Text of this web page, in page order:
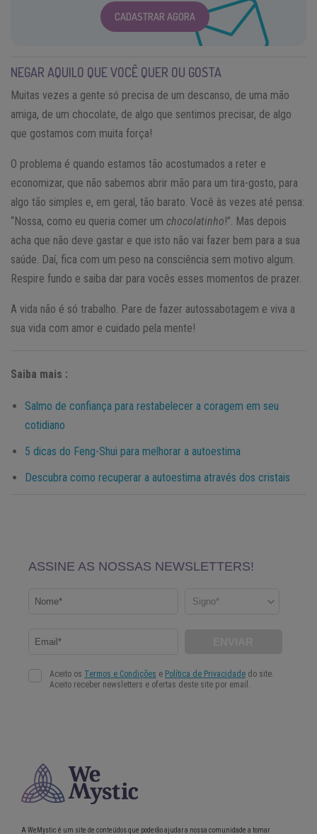
CADASTRAR AGORA
NEGAR AQUILO QUE VOCÊ QUER OU GOSTA
Muitas vezes a gente só precisa de um descanso, de uma mão
amiga, de um chocolate, de algo que sentimos precisar, de algo
que gostamos com muita força!
O problema é quando estamos tão acostumados a reter e
economizar, que não sabemos abrir mão para um tira-gosto, para
algo tão simples e, em geral, tão barato. Você às vezes até pensa:
“Nossa, como eu queria comer um chocolatinho!”. Mas depois
acha que não deve gastar e que isto não vai fazer bem para a sua
saúde. Daí, fica com um peso na consciência sem motivo algum.
Respire fundo e saiba dar para vocês esses momentos de prazer.
A vida não é só trabalho. Pare de fazer autossabotagem e viva a
sua vida com amor e cuidado pela mente!
Saiba mais :
Salmo de confiança para restabelecer a coragem em seu
cotidiano
5 dicas do Feng-Shui para melhorar a autoestima
Descubra como recuperar a autoestima através dos cristais
A WeMystic é um site de conteúdos que poderão ajudar a nossa comunidade a tomar